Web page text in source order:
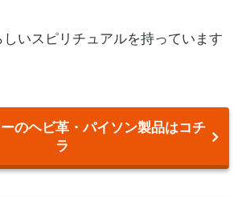
いスピリチュアルを持っています
のヘビ革・パイソン製品はコチ
ラ